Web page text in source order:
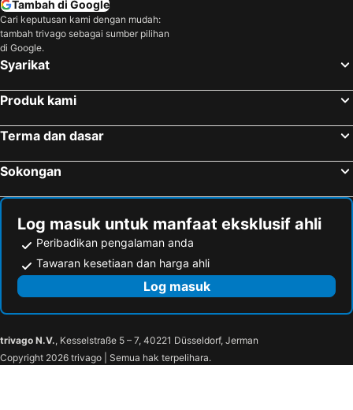
Hotel di Bali
Hotel di Phuket
Hotel di Sabah
Tambah di Google
Cari keputusan kami dengan mudah:
tambah trivago sebagai sumber pilihan
di Google.
Syarikat
Produk kami
Terma dan dasar
Sokongan
Log masuk untuk manfaat eksklusif ahli
Peribadikan pengalaman anda
Tawaran kesetiaan dan harga ahli
Log masuk
trivago N.V., Kesselstraße 5 – 7, 40221 Düsseldorf, Jerman
Copyright 2026 trivago | Semua hak terpelihara.